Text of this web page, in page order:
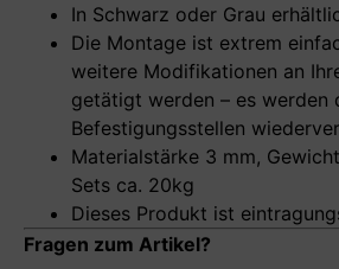
In Schwarz oder Grau
Die Montage ist extrem
weitere Modifikationen an
getätigt werden – es werden
Befestigungsstellen
Materialstärke 3 mm,
Sets ca. 20kg
Dieses Produkt ist
Fragen zum Artikel?